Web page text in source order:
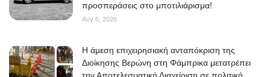
προσπεράσεις στο μποτιλιάρισμα!
Αυγ 6, 2026
Η άμεση επιχειρησιακή ανταπόκριση της
Διοίκησης Βερώνη στη Φάμπρικα μετατρέπει